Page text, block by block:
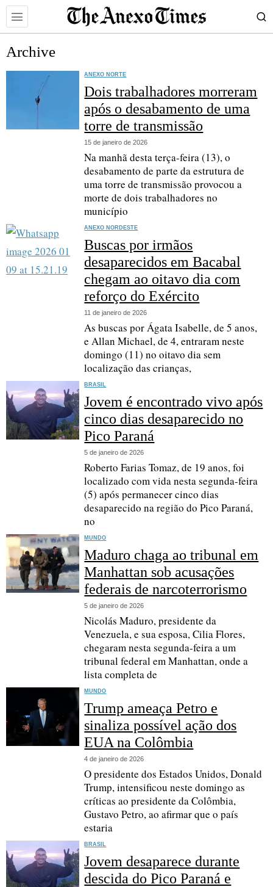
Archive
ANEXO NORTE
Dois trabalhadores morreram
após o desabamento de uma
torre de transmissão
15 de janeiro de 2026
Na manhã desta terça-feira (13), o
desabamento de parte da estrutura de
uma torre de transmissão provocou a
morte de dois trabalhadores no
município
ANEXO NORDESTE
Buscas por irmãos
desaparecidos em Bacabal
chegam ao oitavo dia com
reforço do Exército
11 de janeiro de 2026
As buscas por Ágata Isabelle, de 5 anos,
e Allan Michael, de 4, entraram neste
domingo (11) no oitavo dia sem
localização das crianças,
BRASIL
Jovem é encontrado vivo após
cinco dias desaparecido no
Pico Paraná
5 de janeiro de 2026
Roberto Farias Tomaz, de 19 anos, foi
localizado com vida nesta segunda-feira
(5) após permanecer cinco dias
desaparecido na região do Pico Paraná,
no
MUNDO
Maduro chaga ao tribunal em
Manhattan sob acusações
federais de narcoterrorismo
5 de janeiro de 2026
Nicolás Maduro, presidente da
Venezuela, e sua esposa, Cilia Flores,
chegaram nesta segunda-feira a um
tribunal federal em Manhattan, onde a
lista completa de
MUNDO
Trump ameaça Petro e
sinaliza possível ação dos
EUA na Colômbia
4 de janeiro de 2026
O presidente dos Estados Unidos, Donald
Trump, intensificou neste domingo as
críticas ao presidente da Colômbia,
Gustavo Petro, ao afirmar que o país
estaria
BRASIL
Jovem desaparece durante
descida do Pico Paraná e